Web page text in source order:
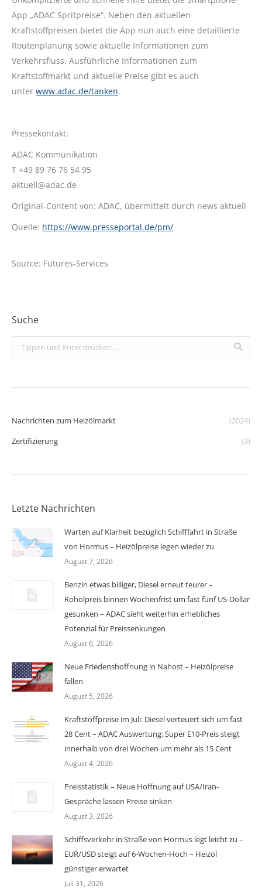
App „ADAC Spritpreise“. Neben den aktuellen
Kraftstoffpreisen bietet die App nun auch eine detaillierte
Routenplanung sowie aktuelle Informationen zum
Verkehrsfluss. Ausführliche Informationen zum
Kraftstoffmarkt und aktuelle Preise gibt es auch
unter www.adac.de/tanken.
Pressekontakt:
ADAC Kommunikation
T +49 89 76 76 54 95
aktuell@adac.de
Original-Content von: ADAC, übermittelt durch news aktuell
Quelle: https://www.presseportal.de/pm/
Source: Futures-Services
Suche
Search:
Nachrichten zum Heizölmarkt
(2024)
Zertifizierung
(3)
Letzte Nachrichten
Warten auf Klarheit bezüglich Schifffahrt in Straße
von Hormus – Heizölpreise legen wieder zu
August 7, 2026
Benzin etwas billiger, Diesel erneut teurer –
Rohölpreis binnen Wochenfrist um fast fünf US-Dollar
gesunken – ADAC sieht weiterhin erhebliches
Potenzial für Preissenkungen
August 6, 2026
Neue Friedenshoffnung in Nahost – Heizölpreise
fallen
August 5, 2026
Kraftstoffpreise im Juli: Diesel verteuert sich um fast
28 Cent – ADAC Auswertung: Super E10-Preis steigt
innerhalb von drei Wochen um mehr als 15 Cent
August 4, 2026
Preisstatistik – Neue Hoffnung auf USA/Iran-
Gespräche lassen Preise sinken
August 3, 2026
Schiffsverkehr in Straße von Hormus legt leicht zu –
EUR/USD steigt auf 6-Wochen-Hoch – Heizöl
günstiger erwartet
Juli 31, 2026